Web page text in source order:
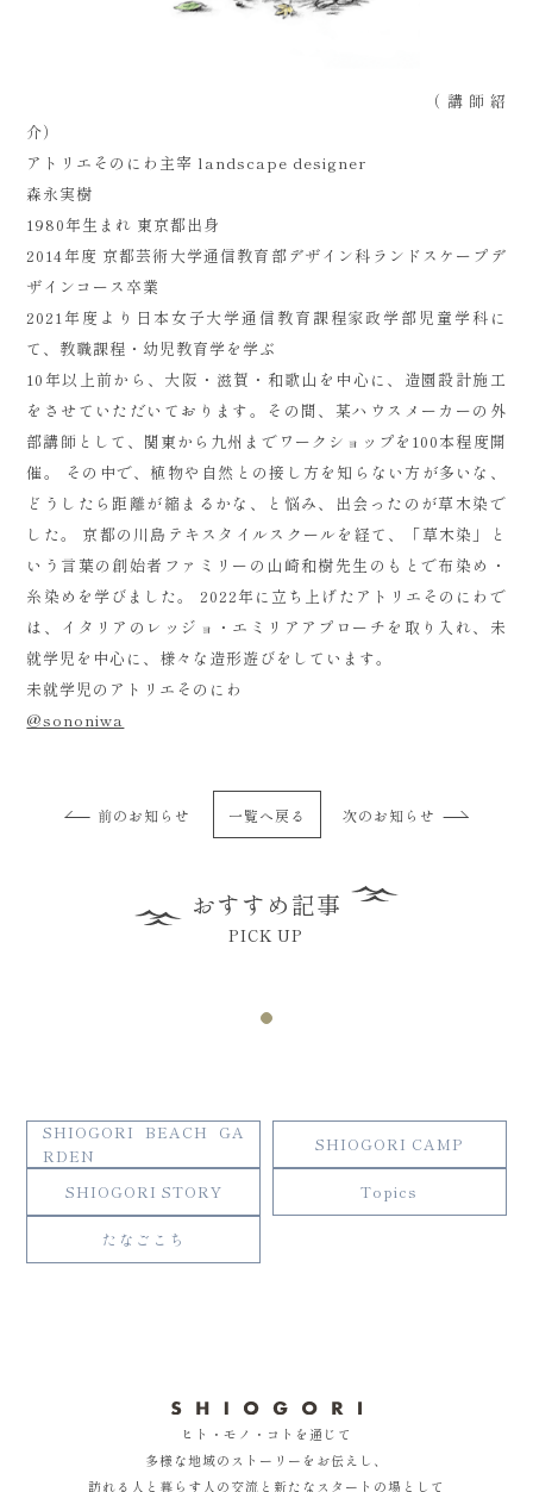
（講師紹
介）
アトリエそのにわ主宰 landscape designer
森永実樹
1980年生まれ 東京都出身
2014年度 京都芸術大学通信教育部デザイン科ランドスケープデ
ザインコース卒業
2021年度より日本女子大学通信教育課程家政学部児童学科に
て、教職課程・幼児教育学を学ぶ
10年以上前から、大阪・滋賀・和歌山を中心に、造園設計施工
をさせていただいております。その間、某ハウスメーカーの外
部講師として、関東から九州までワークショップを100本程度開
催。 その中で、植物や自然との接し方を知らない方が多いな、
どうしたら距離が縮まるかな、と悩み、出会ったのが草木染で
した。 京都の川島テキスタイルスクールを経て、「草木染」と
いう言葉の創始者ファミリーの山崎和樹先生のもとで布染め・
糸染めを学びました。 2022年に立ち上げたアトリエそのにわで
は、イタリアのレッジョ・エミリアアプローチを取り入れ、未
就学児を中心に、様々な造形遊びをしています。
未就学児のアトリエそのにわ
@sononiwa
前のお知らせ 一覧へ戻る 次のお知らせ
おすすめ記事
PICK UP
SHIOGORI BEACH GA
RDEN
SHIOGORI CAMP
SHIOGORI STORY Topics
たなごこち
ヒト・モノ・コトを通じて
多様な地域のストーリーをお伝えし、
訪れる人と暮らす人の交流と新たなスタートの場として